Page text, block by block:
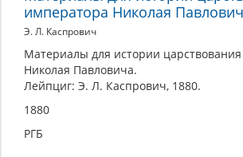
императора Николая
Э. Л. Каспрович
Материалы для истории
Николая Павловича.
Лейпциг: Э. Л. Каспрович, 1880.
1880
РГБ